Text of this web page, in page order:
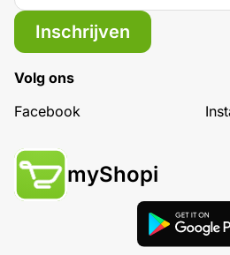
Inschrijven
Volg ons
Facebook
myShopi